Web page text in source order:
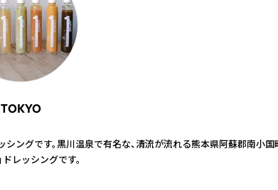
シングです。黒川温泉で有名な、清流が流れる熊本県阿蘇郡南小国
ドレッシングです。